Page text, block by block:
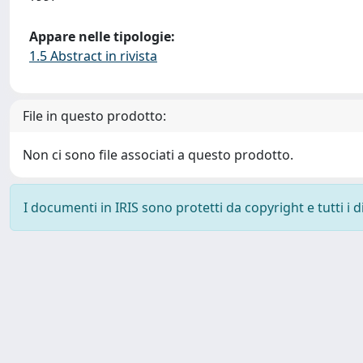
Appare nelle tipologie:
1.5 Abstract in rivista
File in questo prodotto:
Non ci sono file associati a questo prodotto.
I documenti in IRIS sono protetti da copyright e tutti i